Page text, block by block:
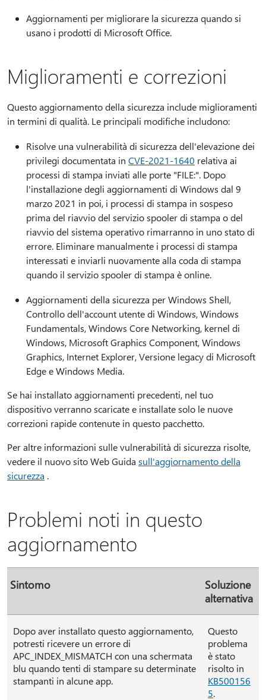
Aggiornamenti per migliorare la sicurezza quando si
usano i prodotti di Microsoft Office.
Miglioramenti e correzioni
Questo aggiornamento della sicurezza include miglioramenti
in termini di qualità. Le principali modifiche includono:
Risolve una vulnerabilità di sicurezza dell'elevazione dei
privilegi documentata in CVE-2021-1640 relativa ai
processi di stampa inviati alle porte "FILE:". Dopo
l'installazione degli aggiornamenti di Windows dal 9
marzo 2021 in poi, i processi di stampa in sospeso
prima del riavvio del servizio spooler di stampa o del
riavvio del sistema operativo rimarranno in uno stato di
errore. Eliminare manualmente i processi di stampa
interessati e inviarli nuovamente alla coda di stampa
quando il servizio spooler di stampa è online.
Aggiornamenti della sicurezza per Windows Shell,
Controllo dell'account utente di Windows, Windows
Fundamentals, Windows Core Networking, kernel di
Windows, Microsoft Graphics Component, Windows
Graphics, Internet Explorer, Versione legacy di Microsoft
Edge e Windows Media.
Se hai installato aggiornamenti precedenti, nel tuo
dispositivo verranno scaricate e installate solo le nuove
correzioni rapide contenute in questo pacchetto.
Per altre informazioni sulle vulnerabilità di sicurezza risolte,
vedere il nuovo sito Web Guida sull'aggiornamento della
sicurezza .
Problemi noti in questo
aggiornamento
Sintomo
Soluzione
alternativa
Dopo aver installato questo aggiornamento,
potresti ricevere un errore di
APC_INDEX_MISMATCH con una schermata
blu quando tenti di stampare su determinate
stampanti in alcune app.
Questo
problema
è stato
risolto in
KB500156
5.